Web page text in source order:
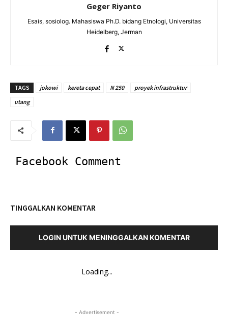
Geger Riyanto
Esais, sosiolog. Mahasiswa Ph.D. bidang Etnologi, Universitas
Heidelberg, Jerman
TAGS jokowi kereta cepat N 250
proyek infrastruktur
utang
Facebook Comment
TINGGALKAN KOMENTAR
LOGIN UNTUK MENINGGALKAN KOMENTAR
Loading...
- Advertisement -